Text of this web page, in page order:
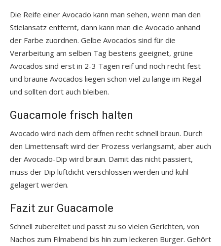
Die Reife einer Avocado kann man sehen, wenn man den
Stielansatz entfernt, dann kann man die Avocado anhand
der Farbe zuordnen. Gelbe Avocados sind für die
Verarbeitung am selben Tag bestens geeignet, grüne
Avocados sind erst in 2-3 Tagen reif und noch recht fest
und braune Avocados liegen schon viel zu lange im Regal
und sollten dort auch bleiben.
Guacamole frisch halten
Avocado wird nach dem öffnen recht schnell braun. Durch
den Limettensaft wird der Prozess verlangsamt, aber auch
der Avocado-Dip wird braun. Damit das nicht passiert,
muss der Dip luftdicht verschlossen werden und kühl
gelagert werden.
Fazit zur Guacamole
Schnell zubereitet und passt zu so vielen Gerichten, von
Nachos zum Filmabend bis hin zum leckeren Burger. Gehört